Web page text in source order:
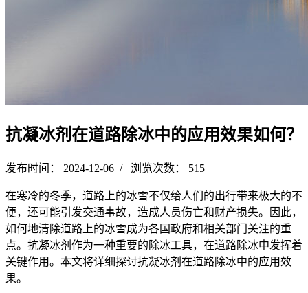
抗凝冰剂在道路除冰中的应用效果如何？
发布时间： 2024-12-06 / 浏览次数： 515
在寒冷的冬季，道路上的冰雪不仅给人们的出行带来极大的不
便，还可能引发交通事故，造成人员伤亡和财产损失。因此，
如何地清除道路上的冰雪成为各国政府和相关部门关注的重
点。抗凝冰剂作为一种重要的除冰工具，在道路除冰中发挥着
关键作用。本文将详细探讨抗凝冰剂在道路除冰中的应用效
果。